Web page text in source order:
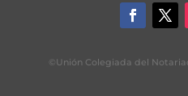
©Unión Colegiada del